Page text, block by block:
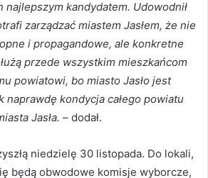
najlepszym kandydatem. Udowodnił
zarządzać miastem Jasłem, że nie
i propagandowe, ale konkretne
przede wszystkim mieszkańcom
powiatowi, bo miasto Jasło jest
naprawdę kondycja całego powiatu
Jasła. – dodał.
niedzielę 30 listopada. Do lokali,
będą obwodowe komisje wyborcze,